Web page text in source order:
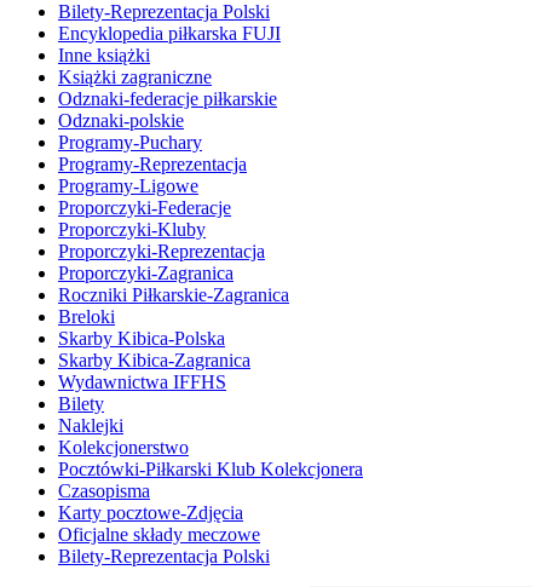
Bilety-Reprezentacja Polski
Encyklopedia piłkarska FUJI
Inne książki
Książki zagraniczne
Odznaki-federacje piłkarskie
Odznaki-polskie
Programy-Puchary
Programy-Reprezentacja
Programy-Ligowe
Proporczyki-Federacje
Proporczyki-Kluby
Proporczyki-Reprezentacja
Proporczyki-Zagranica
Roczniki Piłkarskie-Zagranica
Breloki
Skarby Kibica-Polska
Skarby Kibica-Zagranica
Wydawnictwa IFFHS
Bilety
Naklejki
Kolekcjonerstwo
Pocztówki-Piłkarski Klub Kolekcjonera
Czasopisma
Karty pocztowe-Zdjęcia
Oficjalne składy meczowe
Bilety-Reprezentacja Polski